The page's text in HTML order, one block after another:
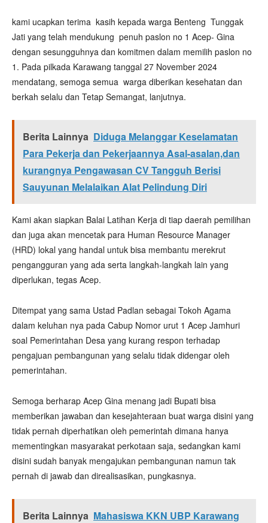
kami ucapkan terima kasih kepada warga Benteng Tunggak
Jati yang telah mendukung penuh paslon no 1 Acep- Gina
dengan sesungguhnya dan komitmen dalam memilih paslon no
1. Pada pilkada Karawang tanggal 27 November 2024
mendatang, semoga semua warga diberikan kesehatan dan
berkah selalu dan Tetap Semangat, lanjutnya.
Berita Lainnya Diduga Melanggar Keselamatan
Para Pekerja dan Pekerjaannya Asal-asalan,dan
kurangnya Pengawasan CV Tangguh Berisi
Sauyunan Melalaikan Alat Pelindung Diri
Kami akan siapkan Balai Latihan Kerja di tiap daerah pemilihan
dan juga akan mencetak para Human Resource Manager
(HRD) lokal yang handal untuk bisa membantu merekrut
pengangguran yang ada serta langkah-langkah lain yang
diperlukan, tegas Acep.
Ditempat yang sama Ustad Padlan sebagai Tokoh Agama
dalam keluhan nya pada Cabup Nomor urut 1 Acep Jamhuri
soal Pemerintahan Desa yang kurang respon terhadap
pengajuan pembangunan yang selalu tidak didengar oleh
pemerintahan.
Semoga berharap Acep Gina menang jadi Bupati bisa
memberikan jawaban dan kesejahteraan buat warga disini yang
tidak pernah diperhatikan oleh pemerintah dimana hanya
mementingkan masyarakat perkotaan saja, sedangkan kami
disini sudah banyak mengajukan pembangunan namun tak
pernah di jawab dan direalisasikan, pungkasnya.
Berita Lainnya Mahasiswa KKN UBP Karawang